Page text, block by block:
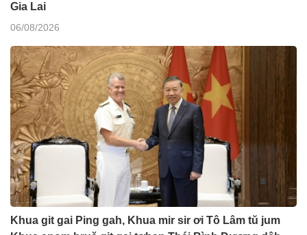
Gia Lai
06/08/2026
Khua git gai Ping gah, Khua mir sir ơi Tô Lâm tŭ jum